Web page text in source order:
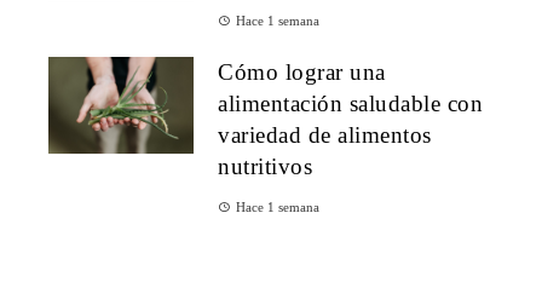
Hace 1 semana
Cómo lograr una
alimentación saludable con
variedad de alimentos
nutritivos
Hace 1 semana